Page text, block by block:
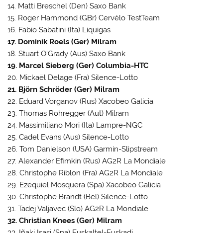
14. Matti Breschel (Den) Saxo Bank
15. Roger Hammond (GBr) Cervélo TestTeam
16. Fabio Sabatini (Ita) Liquigas
17. Dominik Roels (Ger) Milram
18. Stuart O’Grady (Aus) Saxo Bank
19. Marcel Sieberg (Ger) Columbia-HTC
20. Mickaël Delage (Fra) Silence-Lotto
21. Björn Schröder (Ger) Milram
22. Eduard Vorganov (Rus) Xacobeo Galicia
23. Thomas Rohregger (Aut) Milram
24. Massimiliano Mori (Ita) Lampre-NGC
25. Cadel Evans (Aus) Silence-Lotto
26. Tom Danielson (USA) Garmin-Slipstream
27. Alexander Efimkin (Rus) AG2R La Mondiale
28. Christophe Riblon (Fra) AG2R La Mondiale
29. Ezequiel Mosquera (Spa) Xacobeo Galicia
30. Christophe Brandt (Bel) Silence-Lotto
31. Tadej Valjavec (Slo) AG2R La Mondiale
32. Christian Knees (Ger) Milram